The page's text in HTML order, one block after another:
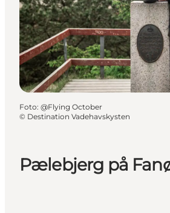
Overnatning
Planlæg ferien
Pælebjerg på
Foto: @Flying October
© Destination Vadehavskysten